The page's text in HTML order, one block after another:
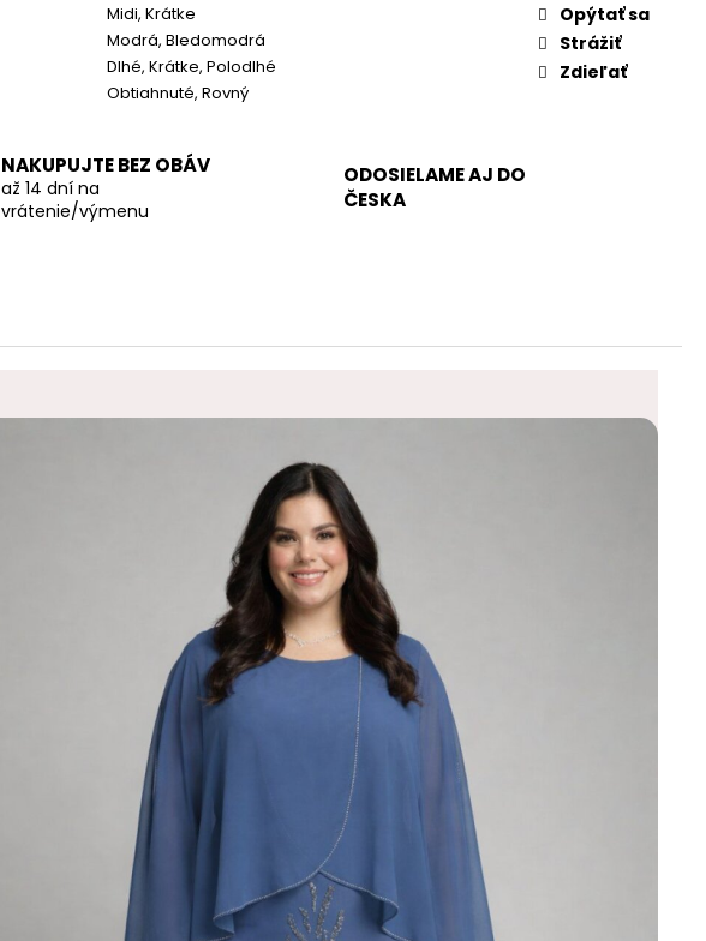
Midi, Krátke
Modrá, Bledomodrá
Dlhé, Krátke, Polodlhé
Obtiahnuté, Rovný
Opýtať sa
Strážiť
Zdieľať
NAKUPUJTE BEZ OBÁV
až 14 dní na
vrátenie/výmenu
ODOSIELAME AJ DO
ČESKA